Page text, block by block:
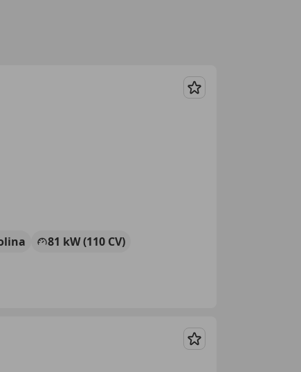
Guardar
81 kW (110 CV)
Guardar